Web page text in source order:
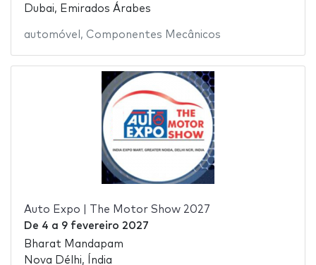
Dubai, Emirados Árabes
automóvel , Componentes Mecânicos
Auto Expo | The Motor Show 2027
De 4 a 9 fevereiro 2027
Bharat Mandapam
Nova Délhi, Índia